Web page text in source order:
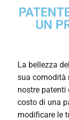
UN
La bellezza
sua comodità
nostre patenti
costo di una
modificare le